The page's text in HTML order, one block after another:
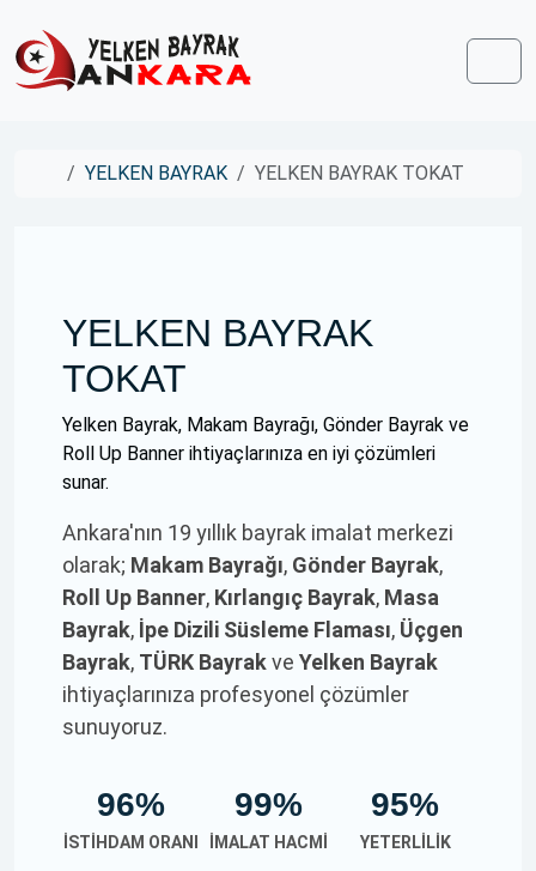
HomeYELKEN BAYRAK YELKEN BAYRAK TOKAT
YELKEN BAYRAK
TOKAT
Yelken Bayrak, Makam Bayrağı, Gönder Bayrak ve
Roll Up Banner ihtiyaçlarınıza en iyi çözümleri
sunar.
Ankara'nın 19 yıllık bayrak imalat merkezi
olarak; Makam Bayrağı, Gönder Bayrak,
Roll Up Banner, Kırlangıç Bayrak, Masa
Bayrak, İpe Dizili Süsleme Flaması, Üçgen
Bayrak, TÜRK Bayrakve Yelken Bayrak
ihtiyaçlarınıza profesyonel çözümler
sunuyoruz.
96%
İSTIHDAM ORANI
99%
İMALAT HACMI
95%
YETERLILIK